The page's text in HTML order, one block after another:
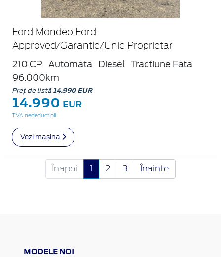
Ford Mondeo Ford
Approved/Garantie/Unic Proprietar
210 CP Automata Diesel
Tractiune Fata
96.000km
Preț de listă14.990 EUR
14.990 EUR
TVA nedeductibil
Vezi mașina
Înapoi 2 3 Înainte
MODELE NOI